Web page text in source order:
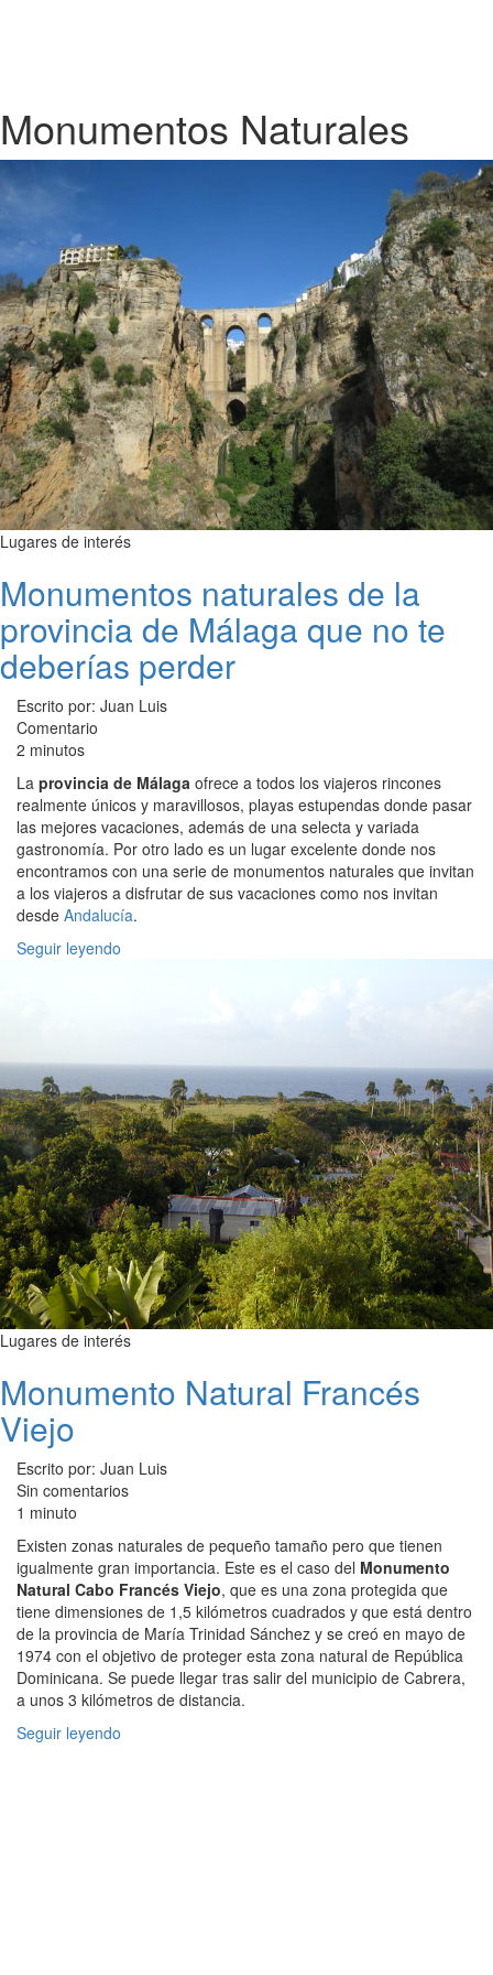
Monumentos Naturales
Lugares de interés
Monumentos naturales de la
provincia de Málaga que no te
deberías perder
Escrito por: Juan Luis
Comentario
2 minutos
La provincia de Málaga ofrece a todos los viajeros rincones
realmente únicos y maravillosos, playas estupendas donde pasar
las mejores vacaciones, además de una selecta y variada
gastronomía. Por otro lado es un lugar excelente donde nos
encontramos con una serie de monumentos naturales que invitan
a los viajeros a disfrutar de sus vacaciones como nos invitan
desde Andalucía.
Seguir leyendo
Lugares de interés
Monumento Natural Francés
Viejo
Escrito por: Juan Luis
Sin comentarios
1 minuto
Existen zonas naturales de pequeño tamaño pero que tienen
igualmente gran importancia. Este es el caso del Monumento
Natural Cabo Francés Viejo, que es una zona protegida que
tiene dimensiones de 1,5 kilómetros cuadrados y que está dentro
de la provincia de María Trinidad Sánchez y se creó en mayo de
1974 con el objetivo de proteger esta zona natural de República
Dominicana. Se puede llegar tras salir del municipio de Cabrera,
a unos 3 kilómetros de distancia.
Seguir leyendo